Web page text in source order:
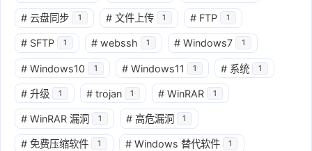
# 云盘同步 1 # 文件上传 1 # FTP 1
# SFTP 1 # webssh 1 # Windows7 1
# Windows10 1 # Windows11 1 # 系统 1
# 升级 1 # trojan 1 # WinRAR 1
# WinRAR 漏洞 1 # 高危漏洞 1
# 免费压缩软件 1 # Windows 替代软件 1